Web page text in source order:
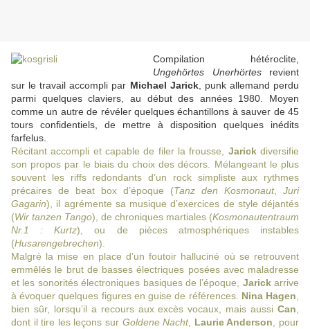
Compilation hétéroclite,
Ungehörtes Unerhörtesrevient
sur le travail accompli par Michael Jarick, punk allemand perdu
parmi quelques claviers, au début des années 1980. Moyen
comme un autre de révéler quelques échantillons à sauver de 45
tours confidentiels, de mettre à disposition quelques inédits
farfelus.
Récitant accompli et capable de filer la frousse, Jarickdiversifie
son propos par le biais du choix des décors. Mélangeant le plus
souvent les riffs redondants d’un rock simpliste aux rythmes
précaires de beat box d’époque (Tanz den Kosmonaut, Juri
Gagarin), il agrémente sa musique d’exercices de style déjantés
(Wir tanzen Tango), de chroniques martiales (Kosmonautentraum
Nr.1 : Kurtz), ou de pièces atmosphériques instables
(Husarengebrechen).
Malgré la mise en place d’un foutoir halluciné où se retrouvent
emmêlés le brut de basses électriques posées avec maladresse
et les sonorités électroniques basiques de l’époque, Jarickarrive
à évoquer quelques figures en guise de références. Nina Hagen
bien sûr, lorsqu’il a recours aux excès vocaux, mais aussi Can
dont il tire les leçons sur Goldene Nacht, Laurie Anderson , pour